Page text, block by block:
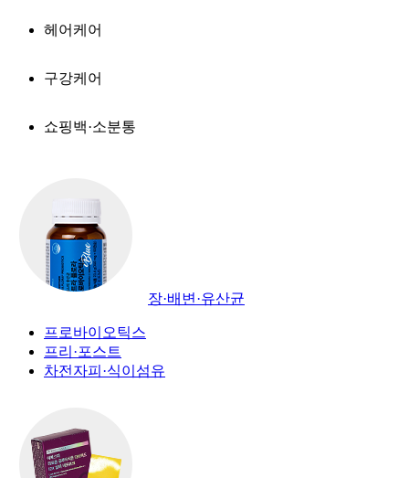
헤어케어
구강케어
쇼핑백·소분통
장·배변·유산균
프로바이오틱스
프리·포스트
차전자피·식이섬유